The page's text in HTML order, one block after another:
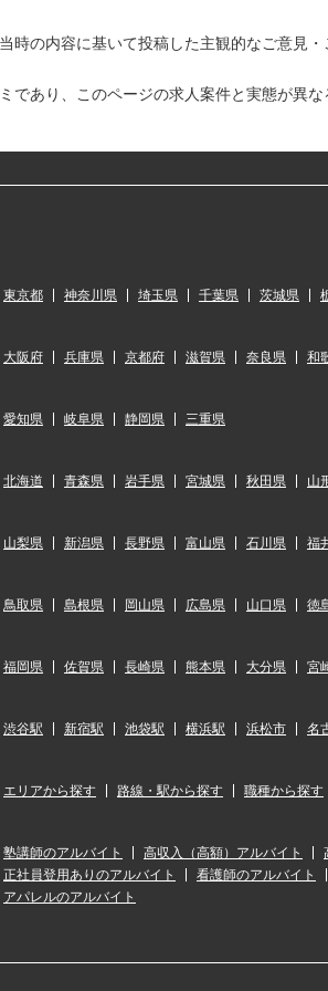
時の内容に基いて投稿した主観的なご意見
であり、このページの求人案件と実態が異な
東京都 神奈川県 埼玉県 千葉県 茨城県
大阪府 兵庫県 京都府 滋賀県 奈良県 和
愛知県 岐阜県 静岡県 三重県
北海道 青森県 岩手県 宮城県 秋田県 山
山梨県 新潟県 長野県 富山県 石川県 福
鳥取県 島根県 岡山県 広島県 山口県 徳
福岡県 佐賀県 長崎県 熊本県 大分県 宮
渋谷駅 新宿駅 池袋駅 横浜駅 浜松市 名
エリアから探す 路線・駅から探す 職種から探す
塾講師のアルバイト 高収入（高額）アルバイト
正社員登用ありのアルバイト
看護師のアルバイト
アパレルのアルバイト